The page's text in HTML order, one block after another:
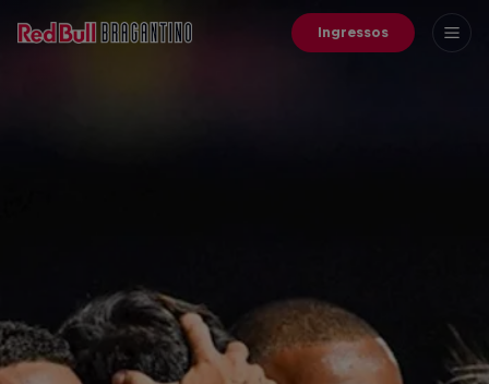
Ingressos